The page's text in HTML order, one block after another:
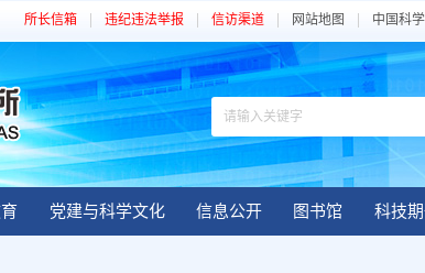
所长信箱 违纪违法举报 信访渠道 网站地图 中国科
党建与科学文化 信息公开 图书馆 科技期